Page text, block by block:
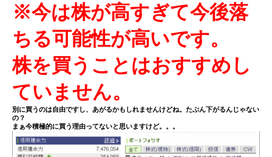
※今は株が高すぎて今後落
ちる可能性が高いです。
株を買うことはおすすめし
ていません。
別に買うのは自由ですし、あがるかもしれませんけどね。たぶん下がるんじゃない
の？
まぁ今積極的に買う理由ってないと思いますけど。。。